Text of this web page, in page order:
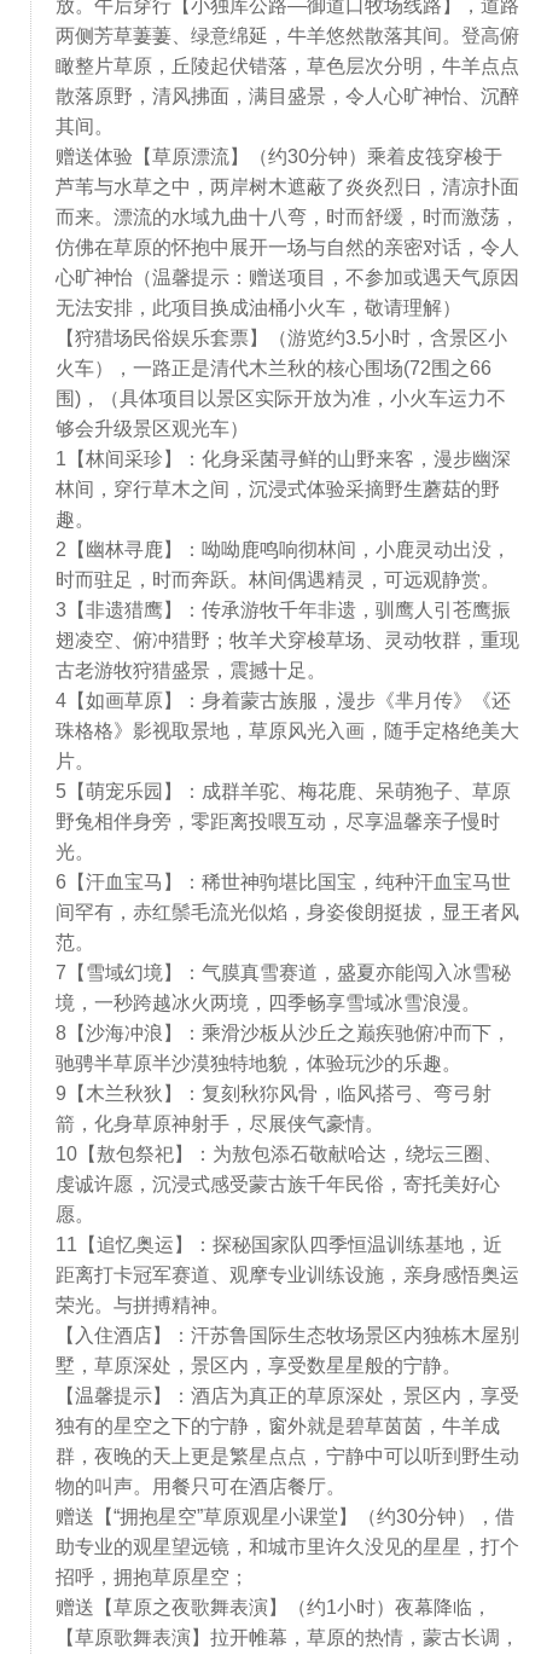
放。午后穿行【小独库公路—御道口牧场线路】，道路
两侧芳草萋萋、绿意绵延，牛羊悠然散落其间。登高俯
瞰整片草原，丘陵起伏错落，草色层次分明，牛羊点点
散落原野，清风拂面，满目盛景，令人心旷神怡、沉醉
其间。
赠送体验【草原漂流】（约30分钟）乘着皮筏穿梭于
芦苇与水草之中，两岸树木遮蔽了炎炎烈日，清凉扑面
而来。漂流的水域九曲十八弯，时而舒缓，时而激荡，
仿佛在草原的怀抱中展开一场与自然的亲密对话，令人
心旷神怡（温馨提示：赠送项目，不参加或遇天气原因
无法安排，此项目换成油桶小火车，敬请理解）
【狩猎场民俗娱乐套票】（游览约3.5小时，含景区小
火车），一路正是清代木兰秋的核心围场(72围之66
围)，（具体项目以景区实际开放为准，小火车运力不
够会升级景区观光车）
1【林间采珍】：化身采菌寻鲜的山野来客，漫步幽深
林间，穿行草木之间，沉浸式体验采摘野生蘑菇的野
趣。
2【幽林寻鹿】：呦呦鹿鸣响彻林间，小鹿灵动出没，
时而驻足，时而奔跃。林间偶遇精灵，可远观静赏。
3【非遗猎鹰】：传承游牧千年非遗，驯鹰人引苍鹰振
翅凌空、俯冲猎野；牧羊犬穿梭草场、灵动牧群，重现
古老游牧狩猎盛景，震撼十足。
4【如画草原】：身着蒙古族服，漫步《芈月传》《还
珠格格》影视取景地，草原风光入画，随手定格绝美大
片。
5【萌宠乐园】：成群羊驼、梅花鹿、呆萌狍子、草原
野兔相伴身旁，零距离投喂互动，尽享温馨亲子慢时
光。
6【汗血宝马】：稀世神驹堪比国宝，纯种汗血宝马世
间罕有，赤红鬃毛流光似焰，身姿俊朗挺拔，显王者风
范。
7【雪域幻境】：气膜真雪赛道，盛夏亦能闯入冰雪秘
境，一秒跨越冰火两境，四季畅享雪域冰雪浪漫。
8【沙海冲浪】：乘滑沙板从沙丘之巅疾驰俯冲而下，
驰骋半草原半沙漠独特地貌，体验玩沙的乐趣。
9【木兰秋狄】：复刻秋狝风骨，临风搭弓、弯弓射
箭，化身草原神射手，尽展侠气豪情。
10【敖包祭祀】：为敖包添石敬献哈达，绕坛三圈、
虔诚许愿，沉浸式感受蒙古族千年民俗，寄托美好心
愿。
11【追忆奥运】：探秘国家队四季恒温训练基地，近
距离打卡冠军赛道、观摩专业训练设施，亲身感悟奥运
荣光。与拼搏精神。
【入住酒店】：汗苏鲁国际生态牧场景区内独栋木屋别
墅，草原深处，景区内，享受数星星般的宁静。
【温馨提示】：酒店为真正的草原深处，景区内，享受
独有的星空之下的宁静，窗外就是碧草茵茵，牛羊成
群，夜晚的天上更是繁星点点，宁静中可以听到野生动
物的叫声。用餐只可在酒店餐厅。
赠送【“拥抱星空”草原观星小课堂】（约30分钟），借
助专业的观星望远镜，和城市里许久没见的星星，打个
招呼，拥抱草原星空；
赠送【草原之夜歌舞表演】（约1小时）夜幕降临，
【草原歌舞表演】拉开帷幕，草原的热情，蒙古长调，